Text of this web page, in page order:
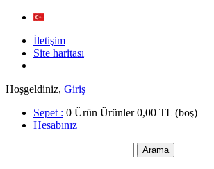
İletişim
Site haritası
Hoşgeldiniz, Giriş
Sepet : 0 Ürün Ürünler 0,00 TL (boş)
Hesabınız